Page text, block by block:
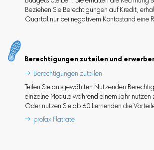
Beziehen Sie Berechtigungen auf Kredit,
Quartal nur bei negativem Kontostand eine
Berechtigungen zuteilen und
 Berechtigungen zuteilen
Teilen Sie ausgewählten Nutzenden
einzelne Module während einem Jahr nutzen
Oder nutzen Sie ab 60 Lernenden die
 profax Flatrate